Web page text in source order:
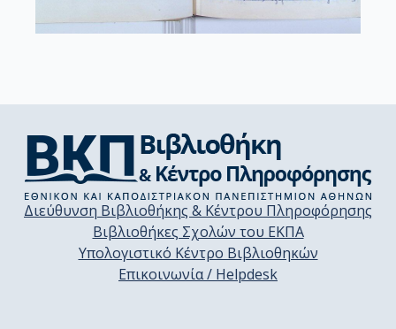
Διεύθυνση Βιβλιοθήκης & Κέντρου Πληροφόρησης
Βιβλιοθήκες Σχολών του ΕΚΠΑ
Υπολογιστικό Κέντρο Βιβλιοθηκών
Επικοινωνία / Helpdesk